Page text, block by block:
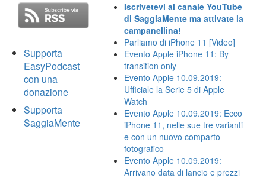
Supporta
EasyPodcast
con una
donazione
Supporta
SaggiaMente
Iscrivetevi al canale YouTube
di SaggiaMente ma attivate la
campanellina!
Parliamo di iPhone 11 [Video]
Evento Apple iPhone 11: By
transition only
Evento Apple 10.09.2019:
Ufficiale la Serie 5 di Apple
Watch
Evento Apple 10.09.2019: Ecco
iPhone 11, nelle sue tre varianti
e con un nuovo comparto
fotografico
Evento Apple 10.09.2019:
Arrivano data di lancio e prezzi